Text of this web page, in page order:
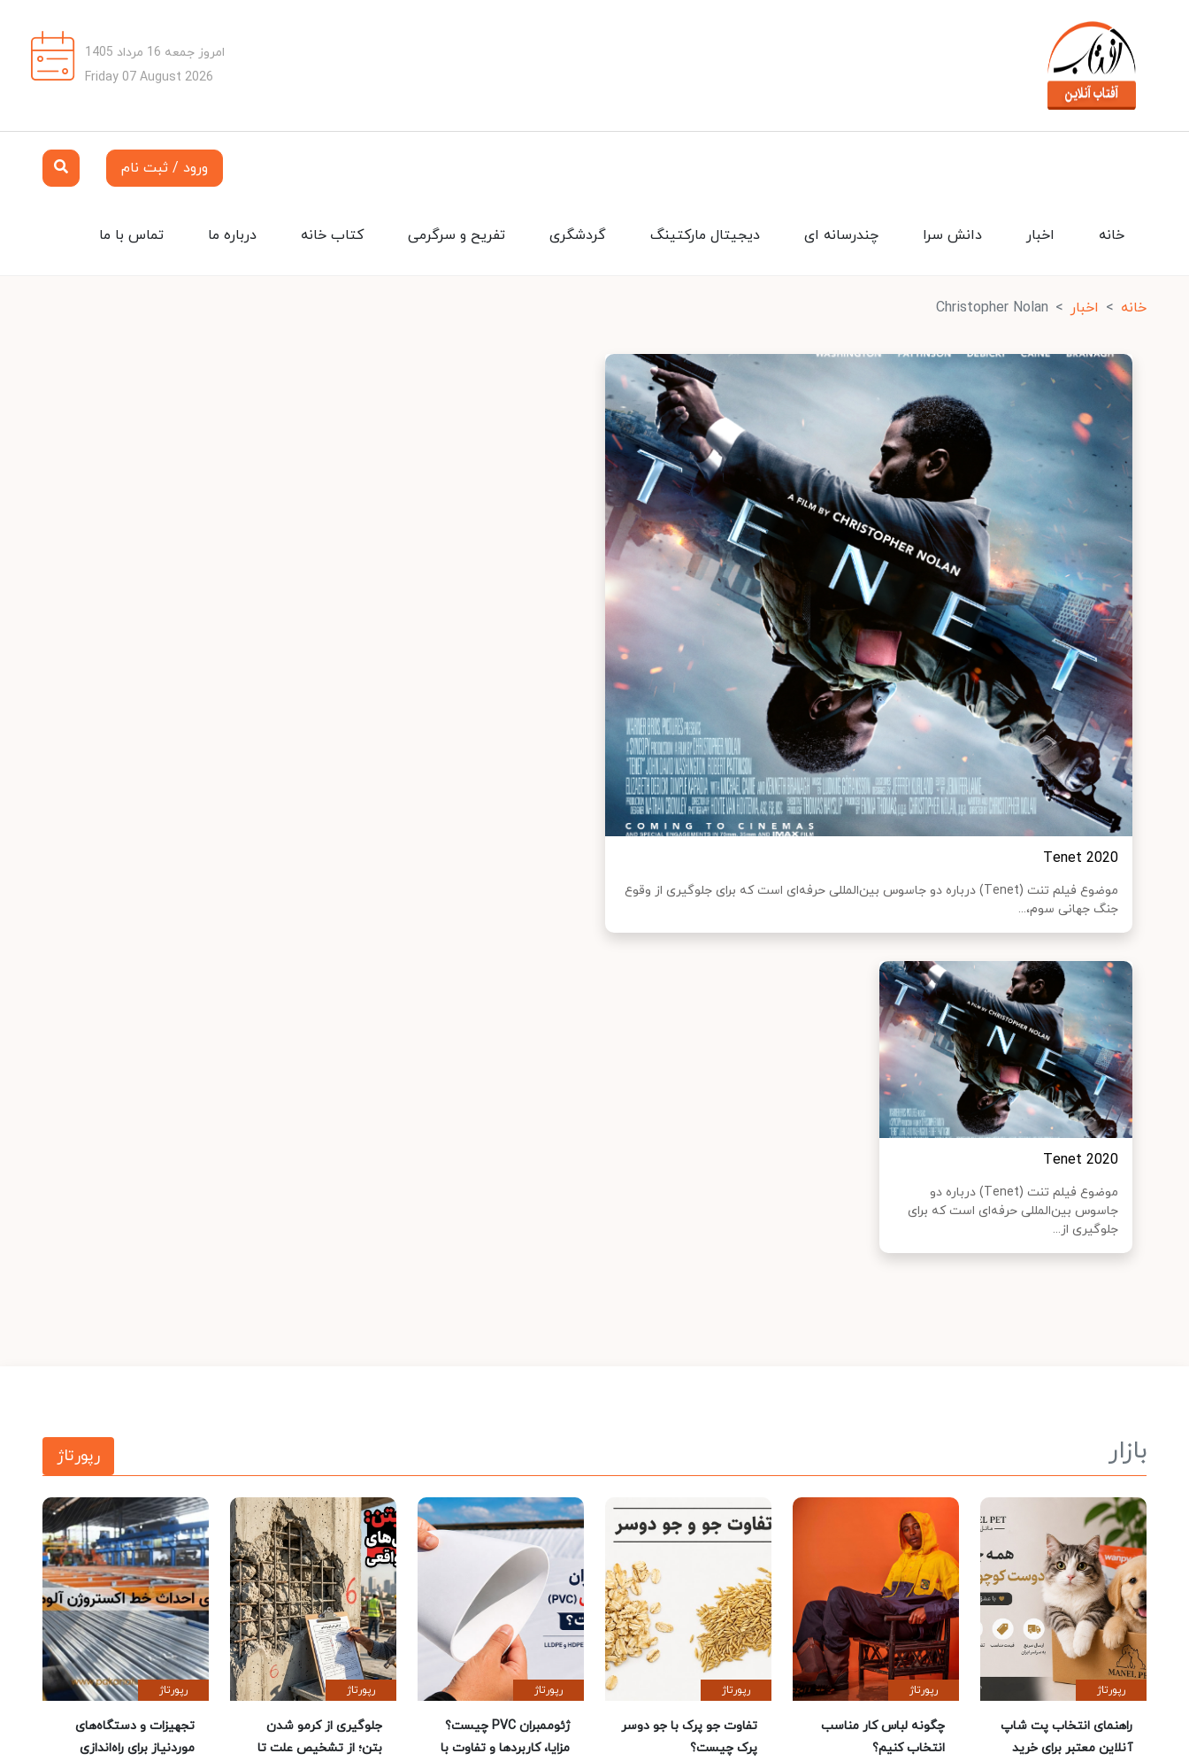
امروز جمعه 16 مرداد 1405
Friday 07 August 2026
ورود / ثبت نام
تماس با ما درباره ما کتاب خانه تفریح و سرگرمی گردشگری دیجیتال مارکتینگ چندرسانه ای دانش سرا اخبار خانه
خانه اخبار Christopher Nolan
Tenet 2020
موضوع فیلم تنت (Tenet) درباره دو جاسوس بین‌المللی حرفه‌ای است که برای جلوگیری از وقوع
جنگ جهانی سوم،...
Tenet 2020
موضوع فیلم تنت (Tenet) درباره دو
جاسوس بین‌المللی حرفه‌ای است که برای
جلوگیری از...
بازار رپورتاژ
رپورتاژ
راهنمای انتخاب پت شاپ
آنلاین معتبر برای خرید
رپورتاژ
چگونه لباس کار مناسب
انتخاب کنیم؟
رپورتاژ
تفاوت جو پرک با جو دوسر
پرک چیست؟
رپورتاژ
ژئوممبران PVC چیست؟
مزایا، کاربردها و تفاوت با
رپورتاژ
جلوگیری از کرمو شدن
بتن؛ از تشخیص علت تا
رپورتاژ
تجهیزات و دستگاه‌های
موردنیاز برای راه‌اندازی